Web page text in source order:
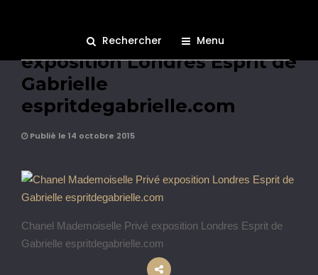
Rechercher Menu
Chanel Mademoiselle Privé
exposition Londres Esprit de
Gabrielle
espritdegabrielle.com
Publié le 14 octobre 2015
Chanel Mademoiselle Privé exposition Londres Esprit de
Gabrielle espritdegabrielle.com